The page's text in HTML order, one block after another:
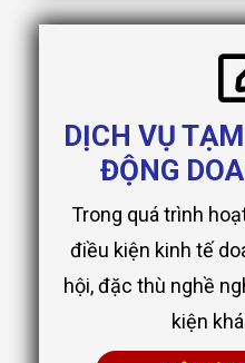
DỊCH VỤ
ĐỘNG
Trong quá trình
điều kiện kinh tế
hội, đặc thù nghề
kiện